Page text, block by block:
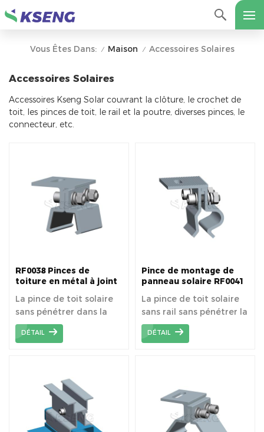
Vous Êtes Dans: / Maison / Accessoires Solaires
Accessoires Solaires
Accessoires Kseng Solar couvrant la clôture, le crochet de
toit, les pinces de toit, le rail et la poutre, diverses pinces, le
connecteur, etc.
RF0038 Pinces de
toiture en métal à joint
La pince de toit solaire
sans pénétrer dans la
toiture métallique.
DÉTAIL
Pince de montage de
panneau solaire RF0041
en tôle
La pince de toit solaire
sans rail sans pénétrer la
surface du toit.
DÉTAIL